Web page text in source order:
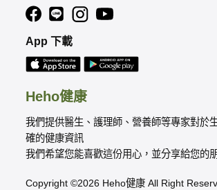
Heho健康
我們提供醫生、護理師、營養師等專家對於
確的健康資訊
我們希望您能喜歡這份用心，並分享給您的
Copyright ©2026 Heho健康 All Right
App 下載